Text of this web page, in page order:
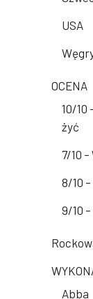
USA
OCENA
10/10
żyć
7/10
8/10
9/10
Abba